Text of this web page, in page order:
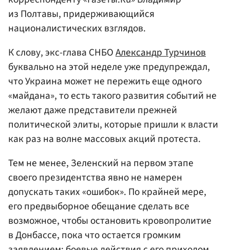
из Полтавы, придерживающийся
националистических взглядов.
К слову, экс-глава СНБОАлександр Турчинов
буквально на этой неделе уже предупреждал,
что Украина может не пережить еще одного
«майдана», то есть такого развития событий не
желают даже представители прежней
политической элиты, которые пришли к власти
как раз на волне массовых акций протеста.
Тем не менее, Зеленский на первом этапе
своего президентства явно не намерен
допускать таких «ошибок». По крайней мере,
его предвыборное обещание сделать все
возможное, чтобы остановить кровопролитие
в Донбассе, пока что остается громким